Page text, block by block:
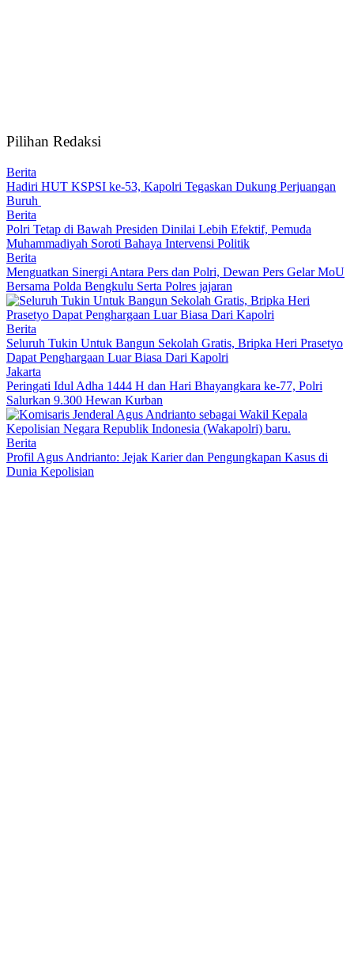
Pilihan Redaksi
Berita
Hadiri HUT KSPSI ke-53, Kapolri Tegaskan Dukung Perjuangan
Buruh
Berita
Polri Tetap di Bawah Presiden Dinilai Lebih Efektif, Pemuda
Muhammadiyah Soroti Bahaya Intervensi Politik
Berita
Menguatkan Sinergi Antara Pers dan Polri, Dewan Pers Gelar MoU
Bersama Polda Bengkulu Serta Polres jajaran
Berita
Seluruh Tukin Untuk Bangun Sekolah Gratis, Bripka Heri Prasetyo
Dapat Penghargaan Luar Biasa Dari Kapolri
Jakarta
Peringati Idul Adha 1444 H dan Hari Bhayangkara ke-77, Polri
Salurkan 9.300 Hewan Kurban
Berita
Profil Agus Andrianto: Jejak Karier dan Pengungkapan Kasus di
Dunia Kepolisian